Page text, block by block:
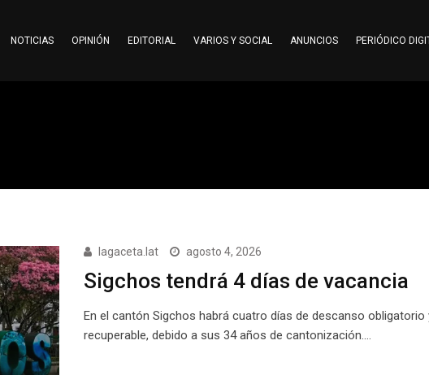
NOTICIAS OPINIÓN EDITORIAL VARIOS Y SOCIAL ANUNCIOS PERIÓDICO
lagaceta.lat agosto 4, 2026
Sigchos tendrá 4 días de vacancia
En el cantón Sigchos habrá cuatro días de descanso obligatorio
recuperable, debido a sus 34 años de cantonización.…